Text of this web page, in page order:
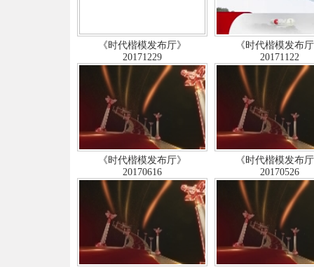
《时代楷模发布厅》
20171229
《时代楷模发布
20171122
《时代楷模发布厅》
20170616
《时代楷模发布
20170526